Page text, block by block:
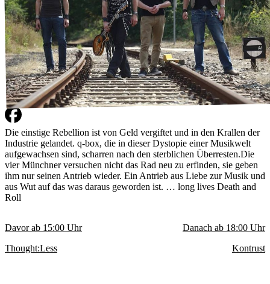
Die einstige Rebellion ist von Geld vergiftet und in den Krallen der
Industrie gelandet. q-box, die in dieser Dystopie einer Musikwelt
aufgewachsen sind, scharren nach den sterblichen Überresten.Die
vier Münchner versuchen nicht das Rad neu zu erfinden, sie geben
ihm nur seinen Antrieb wieder. Ein Antrieb aus Liebe zur Musik und
aus Wut auf das was daraus geworden ist. … long lives Death and
Roll
Davor ab 15:00 Uhr
Thought:Less
Danach ab 18:00 Uhr
Kontrust